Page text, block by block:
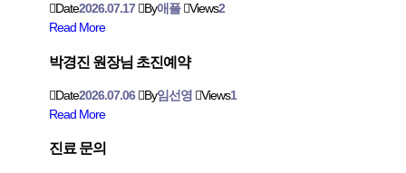
Date2026.07.17 By애플 Views2
Read More
박경진 원장님 초진예약
Date2026.07.06 By임선영 Views1
Read More
진료 문의